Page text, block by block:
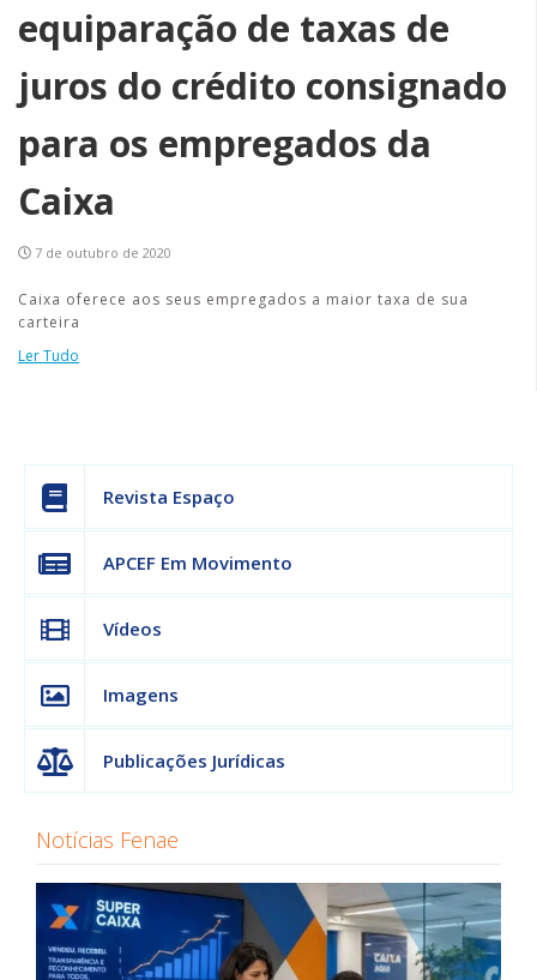
equiparação de taxas de
juros do crédito consignado
para os empregados da
Caixa
7 de outubro de 2020
Caixa oferece aos seus empregados a maior taxa de sua
carteira
Ler Tudo
Revista Espaço
APCEF Em Movimento
Vídeos
Imagens
Publicações Jurídicas
Notícias Fenae